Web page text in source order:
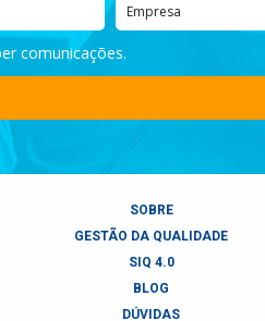
comunicações.
SOBRE
GESTÃO DA QUALIDADE
SIQ 4.0
BLOG
DÚVIDAS